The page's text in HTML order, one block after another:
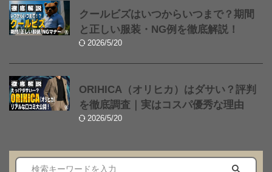
クールビズはいつからいつまで？期間
と正しい服装・NG例を徹底解説！
2026/5/20
ORIHICA（オリヒカ）はダサい？評判
を徹底調査｜実はコスパ優秀な理由
2026/5/20